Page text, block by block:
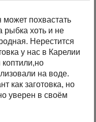
похвастать
хоть и не
Нерестится
у нас в Карелии
на воде.
как заготовка, но
уверен в своём